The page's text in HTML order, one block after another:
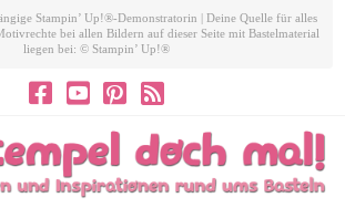
Stampin’ Up!®-Demonstratorin | Deine Quelle für alles
bei allen Bildern auf dieser Seite mit Bastelmaterial
liegen bei: © Stampin’ Up!®